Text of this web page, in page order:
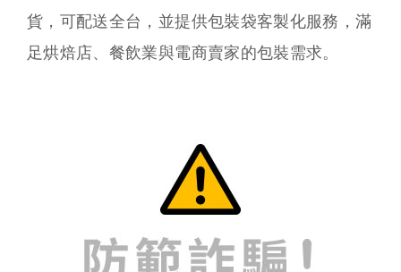
貨，可配送全台，並提供包裝袋客製化服務，滿
足烘焙店、餐飲業與電商賣家的包裝需求。